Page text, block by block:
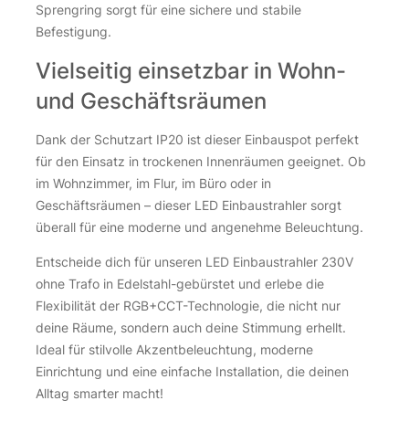
Sprengring sorgt für eine sichere und stabile
Befestigung.
Vielseitig einsetzbar in Wohn-
und Geschäftsräumen
Dank der Schutzart IP20 ist dieser Einbauspot perfekt
für den Einsatz in trockenen Innenräumen geeignet. Ob
im Wohnzimmer, im Flur, im Büro oder in
Geschäftsräumen – dieser LED Einbaustrahler sorgt
überall für eine moderne und angenehme Beleuchtung.
Entscheide dich für unseren LED Einbaustrahler 230V
ohne Trafo in Edelstahl-gebürstet und erlebe die
Flexibilität der RGB+CCT-Technologie, die nicht nur
deine Räume, sondern auch deine Stimmung erhellt.
Ideal für stilvolle Akzentbeleuchtung, moderne
Einrichtung und eine einfache Installation, die deinen
Alltag smarter macht!